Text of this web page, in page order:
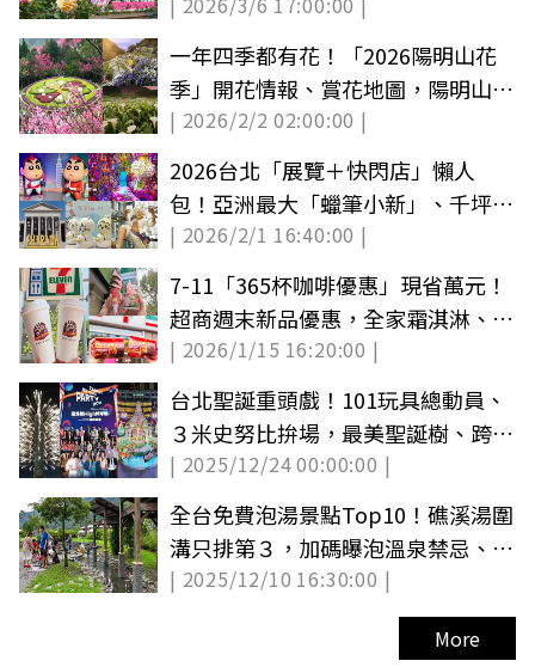
點＋美食推薦
一年四季都有花！「2026陽明山花
季」開花情報、賞花地圖，陽明山一
日遊推薦
| 2026/2/2 02:00:00 |
2026台北「展覽＋快閃店」懶人
包！亞洲最大「蠟筆小新」、千坪恐
龍展、蜷川實花
| 2026/2/1 16:40:00 |
7-11「365杯咖啡優惠」現省萬元！
超商週末新品優惠，全家霜淇淋、茶
飲10元
| 2026/1/15 16:20:00 |
台北聖誕重頭戲！101玩具總動員、
３米史努比拚場，最美聖誕樹、跨年
煙火亮點曝
| 2025/12/24 00:00:00 |
全台免費泡湯景點Top10！礁溪湯圍
溝只排第３，加碼曝泡溫泉禁忌、好
處
| 2025/12/10 16:30:00 |
More